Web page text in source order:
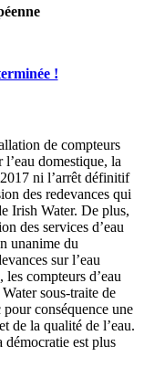
!
de compteurs
l’eau domestique, la
ni l’arrêt définitif
des redevances qui
Irish Water. De plus,
des services d’eau
unanime du
sur l’eau
compteurs d’eau
sous-traite de
conséquence une
de la qualité de l’eau.
démocratie est plus